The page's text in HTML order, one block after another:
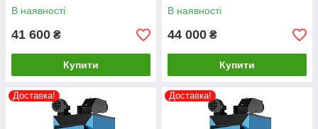
В наявності
41 600 ₴
Купити
В наявності
44 000 ₴
Купити
Доставка! Доставка!